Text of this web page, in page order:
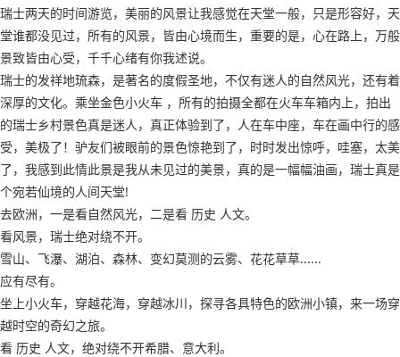
瑞士两天的时间游览，美丽的风景让我感觉在天堂一般，只是形容好，天
堂谁都没见过，所有的风景，皆由心境而生，重要的是，心在路上，万般
景致皆由心受，千千心绪有你我述说。
瑞士的发祥地琉森，是著名的度假圣地，不仅有迷人的自然风光，还有着
深厚的文化。乘坐金色小火车 ，所有的拍摄全都在火车车箱内上，拍出
的瑞士乡村景色真是迷人，真正体验到了，人在车中座，车在画中行的感
受，美极了！驴友们被眼前的景色惊艳到了，时时发出惊呼，哇塞，太美
了，我感到此情此景是我从未见过的美景，真的是一幅幅油画，瑞士真是
个宛若仙境的人间天堂!
去欧洲，一是看自然风光，二是看 历史 人文。
看风景，瑞士绝对绕不开。
雪山、飞瀑、湖泊、森林、变幻莫测的云雾、花花草草......
应有尽有。
坐上小火车，穿越花海，穿越冰川，探寻各具特色的欧洲小镇，来一场穿
越时空的奇幻之旅。
看 历史 人文，绝对绕不开希腊、意大利。